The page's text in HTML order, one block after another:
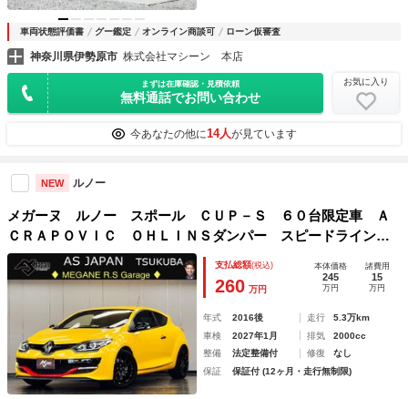
車両状態評価書 グー鑑定 オンライン商談可 ローン仮審査
神奈川県伊勢原市 株式会社マシーン 本店
まずは在庫確認・見積依頼
無料通話でお問い合わせ
お気に入り
今あなたの他に14人が見ています
NEW ルノー
メガーヌ ルノー スポール ＣＵＰ－Ｓ ６０台限定車 Ａ
ＣＲＡＰＯＶＩＣ ＯＨＬＩＮＳダンパー スピードライン製
１９ＡＷ ＲＥＣＡＲＯ Ｂｒｅｍｂｏ パイオニア２ＤＩＮ
ナビ 地デジ ＢＴ＆ＵＳＢ Ｂカメラ ＨＩＤオートライ
支払総額(税込)
260 万円
本体価格
245
万円
諸費用
15
万円
年式 2016後 走行
5.3万km
車検
2027年1月 排気
2000cc
整備
法定整備付 修復
なし
保証
保証付 (12ヶ月・走行無制限)